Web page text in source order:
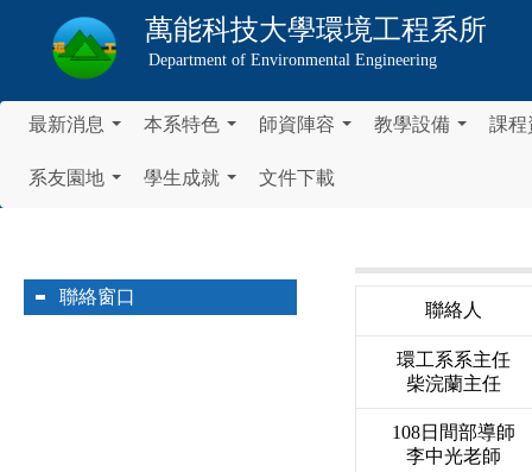
萬能科技大學環境工程系所
Department of Environmental Engineering
最新消息 本系特色 師資陣容 教學設備 課程
系友園地 學生成就 文件下載
聯絡窗口
聯絡人
環工系系主任
柴浣蘭主任
108日間部導師
李中光老師